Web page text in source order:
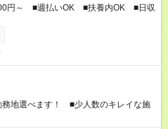
円～ ■週払いOK ■扶養内OK ■日収
地選べます！ ■少人数のキレイな施